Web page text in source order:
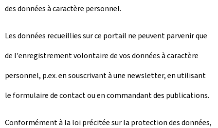
des données à caractère personnel.
Les données recueillies sur ce portail ne peuvent parvenir que
de l'enregistrement volontaire de vos données à caractère
personnel, p.ex. en souscrivant à une newsletter, en utilisant
le formulaire de contact ou en commandant des publications.
Conformément à la loi précitée sur la protection des données,